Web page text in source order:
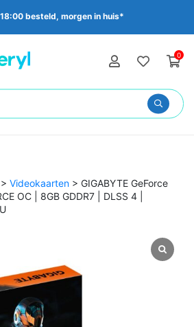
besteld, morgen in huis*
0
> Videokaarten > GIGABYTE GeForce
OC | 8GB GDDR7 | DLSS 4 |